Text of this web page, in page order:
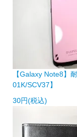
【Galaxy Note8】
01K/SCV37】
30円(税込)